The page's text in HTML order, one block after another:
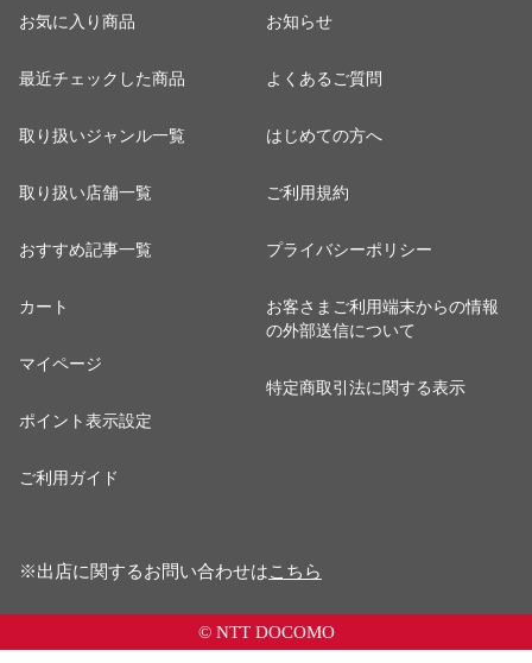
お気に入り商品
最近チェックした商品
取り扱いジャンル一覧
取り扱い店舗一覧
おすすめ記事一覧
カート
マイページ
ポイント表示設定
ご利用ガイド
お知らせ
よくあるご質問
はじめての方へ
ご利用規約
プライバシーポリシー
お客さまご利用端末からの情報
の外部送信について
特定商取引法に関する表示
※出店に関するお問い合わせはこちら
© NTT DOCOMO